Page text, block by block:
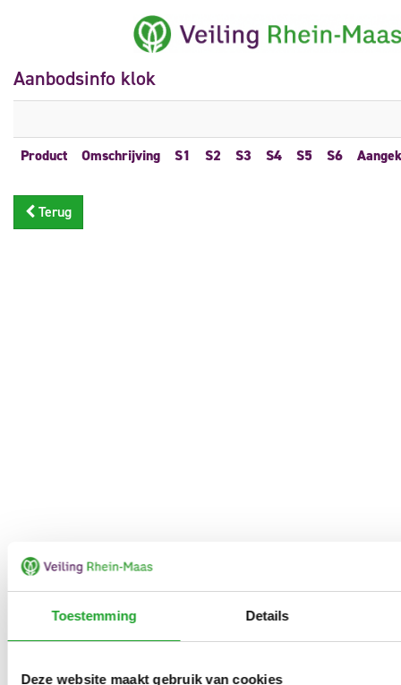
Toestemming Details
Deze website maakt gebruik van cookies
Aanbodsinfo klok
Product Omschrijving S1 S2 S3 S4 S5 S6
Terug